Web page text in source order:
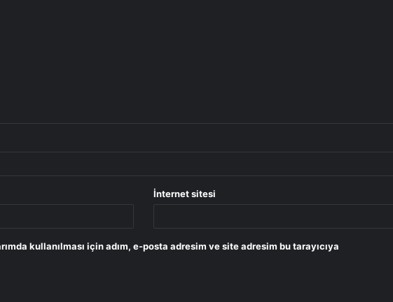
İnternet sitesi
kullanılması için adım, e-posta adresim ve site adresim bu tarayıcıya